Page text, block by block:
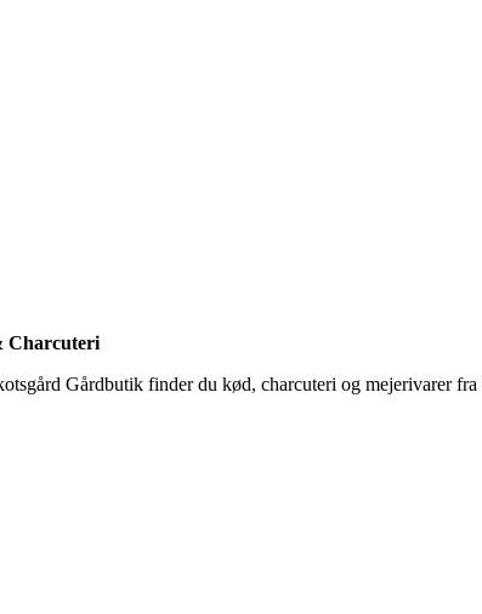
Charcuteri
Gårdbutik finder du kød, charcuteri og mejerivarer